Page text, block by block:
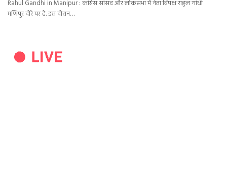
Rahul Gandhi in Manipur : कांग्रेस सांसद और लोकसभा में नेता विपक्ष राहुल गांधी
मणिपुर दौरे पर है. इस दौरान…